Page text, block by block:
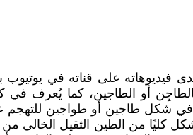
على قناته في يوتيوب
أو الطاجين، كما يُعرف في
في شكل طاجين أو طواجين
كليًا من الطين الثقيل